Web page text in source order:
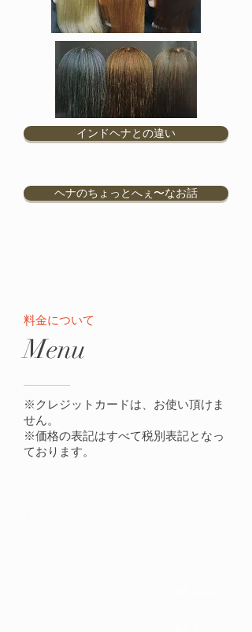
インドヘナとの違い
ヘナのちょっとへぇ〜なお話
​料金について
Menu
※クレジットカードは、お使い頂けま
せん。
※価格の表記はすべて税別表記となっ
ております。